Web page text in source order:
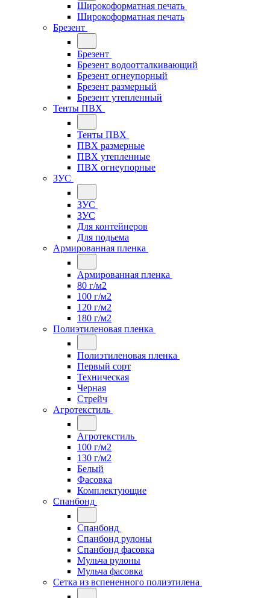
Широкоформатная печать
Широкоформатная печать
Брезент
Брезент
Брезент водоотталкивающий
Брезент огнеупорный
Брезент размерный
Брезент утепленный
Тенты ПВХ
Тенты ПВХ
ПВХ размерные
ПВХ утепленные
ПВХ огнеупорные
ЗУС
ЗУС
ЗУС
Для контейнеров
Для подьема
Армированная пленка
Армированная пленка
80 г/м2
100 г/м2
120 г/м2
180 г/м2
Полиэтиленовая пленка
Полиэтиленовая пленка
Первый сорт
Техническая
Черная
Стрейч
Агротекстиль
Агротекстиль
100 г/м2
130 г/м2
Белый
Фасовка
Комплектующие
Спанбонд
Спанбонд
Спанбонд рулоны
Спанбонд фасовка
Мульча рулоны
Мульча фасовка
Сетка из вспененного полиэтилена